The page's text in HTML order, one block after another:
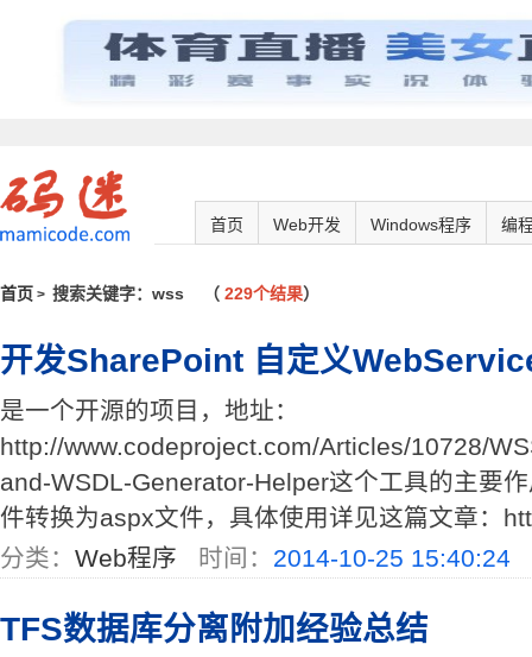
首页 Web开发 Windows程序 编
首页 > 搜索关键字：wss （ 229个结果）
开发SharePoint 自定义
是一个开源的项目，地址：
http://www.codeproject.com/Articles/10728/
and-WSDL-Generator-Helper这个工具的主要
件转换为aspx文件，具体使用详见这篇文章：
分类： Web程序 时间： 2014-10-25 15:40:24
TFS数据库分离附加经验总结